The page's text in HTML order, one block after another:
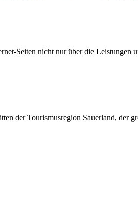
Seiten nicht nur über die Leistungen
der Tourismusregion Sauerland, der